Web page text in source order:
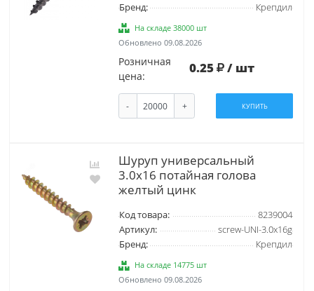
Бренд:
Крепдил
На складе 38000 шт
Обновлено 09.08.2026
Розничная
цена:
0.25 / шт
- + КУПИТЬ
Шуруп универсальный
3.0х16 потайная голова
желтый цинк
Код товара:
8239004
Артикул:
screw-UNI-3.0х16g
Бренд:
Крепдил
На складе 14775 шт
Обновлено 09.08.2026